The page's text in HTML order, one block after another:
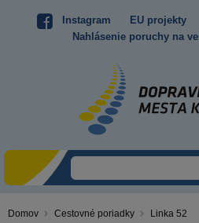
Instagram EU projekty
Nahlásenie poruchy na
Domov Cestovné poriadky Linka 52